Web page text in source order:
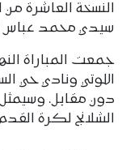
النسخة العاشرة
سيدي محمد عباس
جمعت المباراة
اللوتي ونادي حي
دون مقابل. وسيمثل
الشلانج لكرة